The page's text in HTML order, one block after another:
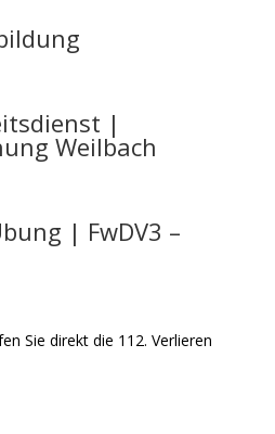
|
Weilbach
| FwDV3 –
Sie direkt die 112. Verlieren